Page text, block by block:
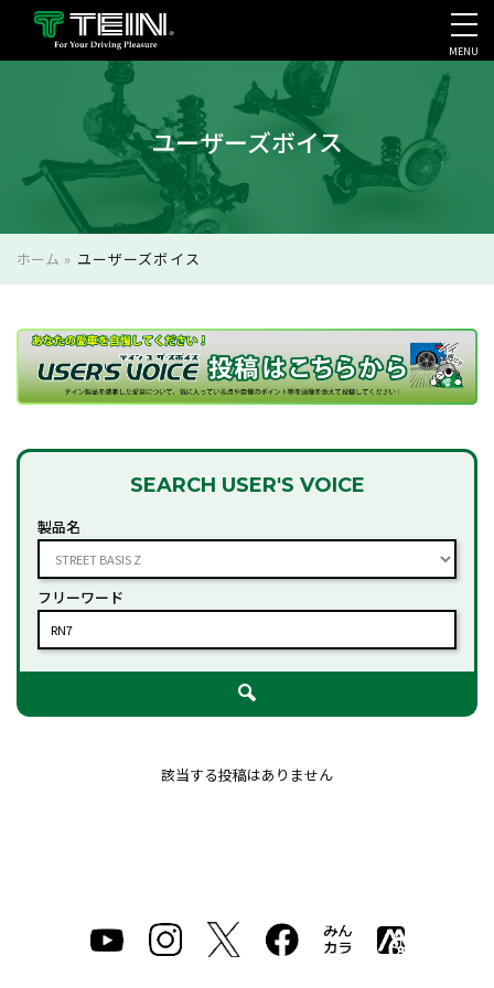
会社案内・採用・IR
MENU
ユーザーズボイス
ホーム » ユーザーズボイス
SEARCH USER'S VOICE
製品名
フリーワード
該当する投稿はありません